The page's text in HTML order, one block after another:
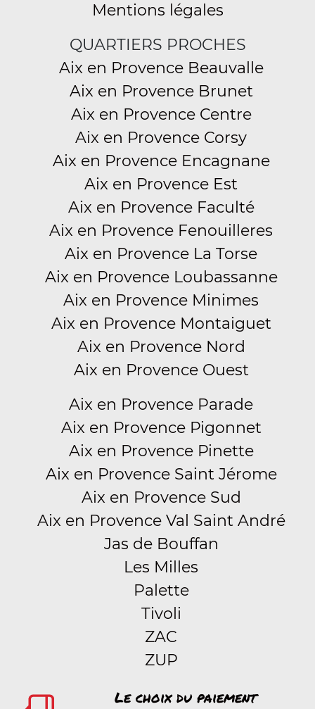
Mentions légales
QUARTIERS PROCHES
Aix en Provence Beauvalle
Aix en Provence Brunet
Aix en Provence Centre
Aix en Provence Corsy
Aix en Provence Encagnane
Aix en Provence Est
Aix en Provence Faculté
Aix en Provence Fenouilleres
Aix en Provence La Torse
Aix en Provence Loubassanne
Aix en Provence Minimes
Aix en Provence Montaiguet
Aix en Provence Nord
Aix en Provence Ouest
Aix en Provence Parade
Aix en Provence Pigonnet
Aix en Provence Pinette
Aix en Provence Saint Jérome
Aix en Provence Sud
Aix en Provence Val Saint André
Jas de Bouffan
Les Milles
Palette
Tivoli
ZAC
ZUP
Le choix du paiement